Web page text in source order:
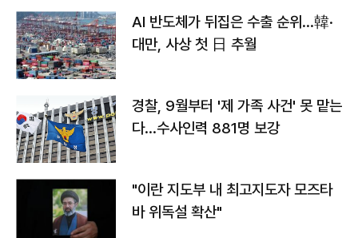
AI 반도체가 뒤집은 수출 순위…韓·
대만, 사상 첫 日 추월
경찰, 9월부터 '제 가족 사건' 못 맡는
다…수사인력 881명 보강
"이란 지도부 내 최고지도자 모즈타
바 위독설 확산"